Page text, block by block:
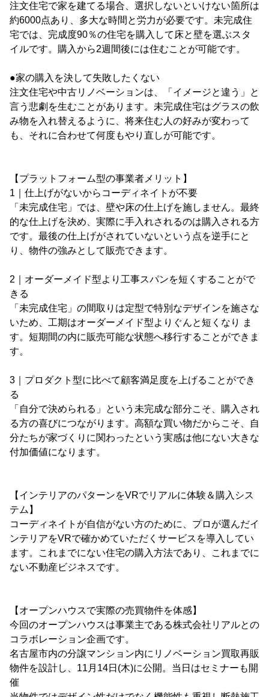
注文住宅で家を建てる場合、選択しないといけない箇所は
約6000点あり、多大な時間と労力が必要です。未完成住
宅では、完成度90％の住宅を購入して床と壁を選ぶスタ
イルです。購入から2週間後には住むことが可能です。
●家の購入を決して失敗したくない
注文住宅や中古リノベーションは、「イメージと違う」と
言う悲劇を生むことがあります。未完成住宅はグラスの飲
み物を入れ替えるように、将来住む人の好みが変わって
も、それに合わせて何度もやり直しが可能です。
【プラットフォーム型の事業者メリット】
1｜仕上げがないからコーディネイトが不要
「未完成住宅」では、壁や床の仕上げを施しません。最終
的な仕上げを決め、実際に手入れされるのは購入される方
です。最後の仕上げがされていないという点を逆手にと
り、物件の強みとして販売できます。
2｜オーダーメイド型より工事スパンを短くすることがで
きる
「未完成住宅」の間取りは定型で特別なデザインを施さな
いため、工期はオーダーメイド型よりぐんと短くなり ま
す。短期間の内に販売可能な状態へ移行することができま
す。
3｜プロダクト型に比べて顧客満足度を上げることができ
る
「自分で決められる」という未完成な部分こそ、購入され
る方の喜びにつながります。高額な買い物だからこそ、自
分たちが家づくりに関わったという実感は他にない大きな
付加価値になります。
【インテリアのパターンをVRでリアルに体験＆購入シス
テム】
コーディネイトが自信がない方のために、プロが選んだイ
ンテリアをVRで確かめていただくサービスを導入してい
ます。これまでにない住宅の購入方法であり、これまでに
ない不動産ビジネスです。
【オープンハウスで実際の売買物件を体感】
今回のオープンハウスは事業主である株式会社リアルとの
コラボレーション企画です。
名古屋市内の分譲マンション内にリノベーション買取再販
物件を設計し、11月14日(木)に公開。当日はセミナーも開
催